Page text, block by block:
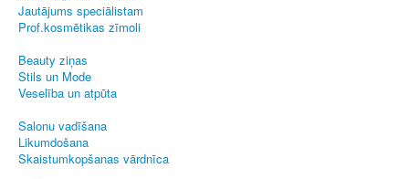
Jautājums speciālistam
Prof.kosmētikas zīmoli
Beauty ziņas
Stils un Mode
Veselība un atpūta
Salonu vadīšana
Likumdošana
Skaistumkopšanas vārdnīca